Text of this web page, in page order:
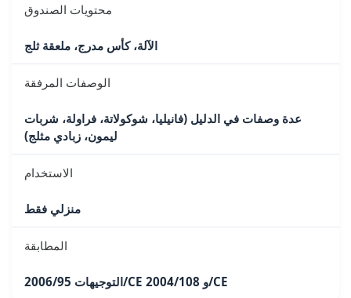
محتويات الصندوق
الآلة، كأس مدرج، ملعقة ثلج
الوصفات المرفقة
عدة وصفات في الدليل (فانيليا، شوكولاتة، فراولة، شربات
ليمون، زبادي مثلج)
الاستخدام
منزلي فقط
المطابقة
التوجيهات 2006/95/CE و 2004/108/CE